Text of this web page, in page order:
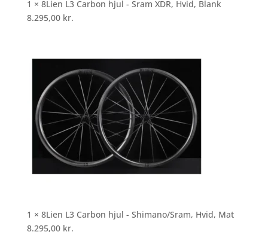
1 × 8Lien L3 Carbon hjul - Sram XDR, Hvid, Blank
8.295,00 kr.
1 × 8Lien L3 Carbon hjul - Shimano/Sram, Hvid, Mat
8.295,00 kr.